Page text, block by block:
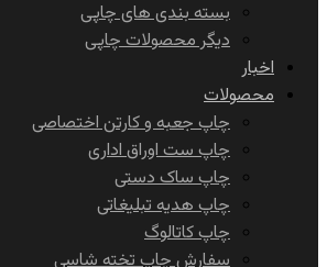
بسته بندی های چاپی
دیگر محصولات چاپی
اخبار
محصولات
چاپ جعبه و کارتن اختصاصی
چاپ ست اوراق اداری
چاپ ساک دستی
چاپ هدیه تبلیغاتی
چاپ کاتالوگ
سفارش چاپ تخته شاسی